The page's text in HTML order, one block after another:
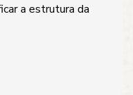
a estrutura da